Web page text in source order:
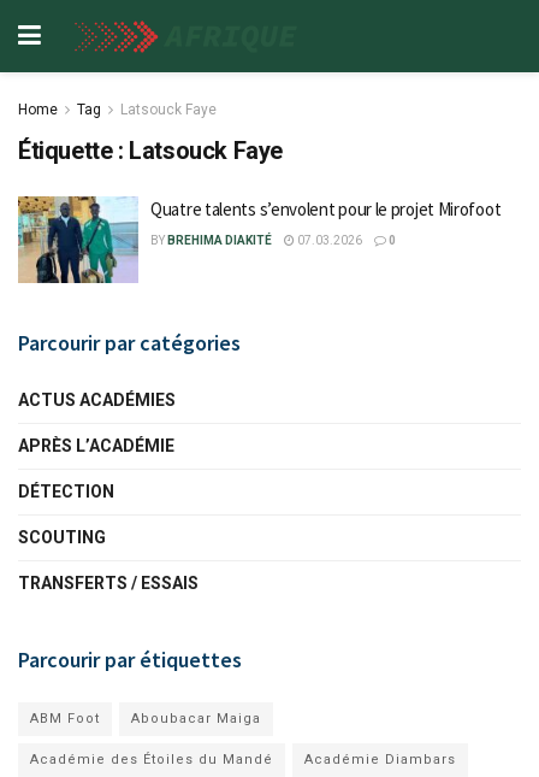
Home Tag Latsouck Faye
Étiquette : Latsouck Faye
Quatre talents s’envolent pour le projet Mirofoot
BY BREHIMA DIAKITÉ 07.03.2026 0
Parcourir par catégories
ACTUS ACADÉMIES
APRÈS L’ACADÉMIE
DÉTECTION
SCOUTING
TRANSFERTS / ESSAIS
Parcourir par étiquettes
ABM Foot Aboubacar Maiga
Académie des Étoiles du Mandé Académie Diambars